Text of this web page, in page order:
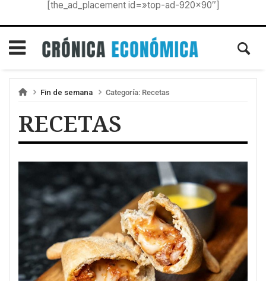
[the_ad_placement id=»top-ad-920×90″]
Fin de semana Categoría: Recetas
RECETAS